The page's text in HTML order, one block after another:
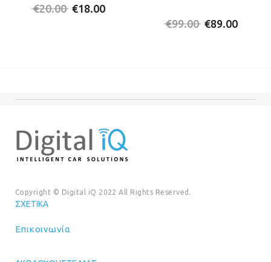
€20.00 Original
€18.00
€99.00 Original
€89.00
Copyright © Digital iQ 2022 All Rights Reserved.
ΣΧΕΤΙΚΆ
Επικοινωνία